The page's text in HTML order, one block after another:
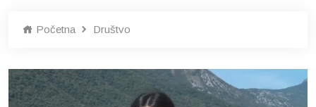
Početna Društvo